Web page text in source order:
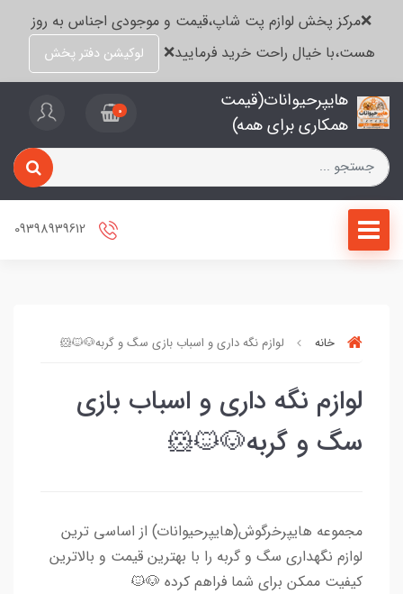
❌مرکز پخش لوازم پت شاپ،قیمت و موجودی اجناس به روز
هست،با خیال راحت خرید فرمایید❌
لوکیشن دفتر پخش
هایپرحیوانات(قیمت
همکاری برای همه)
0
خانه لوازم نگه داری و اسباب بازی سگ و گربه🐶🐱🐹
لوازم نگه داری و اسباب بازی
سگ و گربه🐶🐱🐹
مجموعه هایپرخرگوش(هایپرحیوانات) از اساسی ترین
لوازم نگهداری سگ و گربه را با بهترین قیمت و بالاترین
کیفیت ممکن برای شما فراهم کرده 🐶🐱